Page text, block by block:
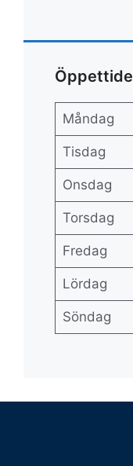
Måndag
Tisdag
Onsdag
Torsdag
Fredag
Lördag
Söndag